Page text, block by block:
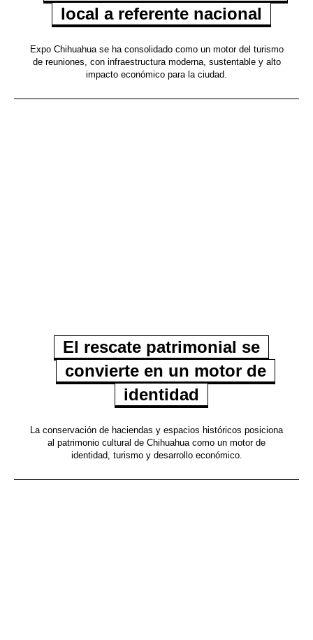
local a referente nacional
Expo Chihuahua se ha consolidado como un motor del turismo
de reuniones, con infraestructura moderna, sustentable y alto
impacto económico para la ciudad.
El rescate patrimonial se
convierte en un motor de
identidad
La conservación de haciendas y espacios históricos posiciona
al patrimonio cultural de Chihuahua como un motor de
identidad, turismo y desarrollo económico.